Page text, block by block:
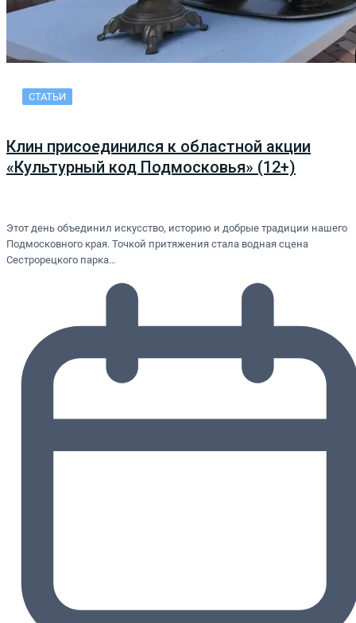
СТАТЬИ
Клин присоединился к областной акции
«Культурный код Подмосковья» (12+)
Этот день объединил искусство, историю и добрые традиции нашего
Подмосковного края. Точкой притяжения стала водная сцена
Сестрорецкого парка…